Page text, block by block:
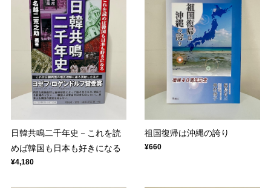
日韓共鳴二千年史－これを読
めば韓国も日本も好きになる
¥4,180
祖国復帰は沖縄の誇り
¥660